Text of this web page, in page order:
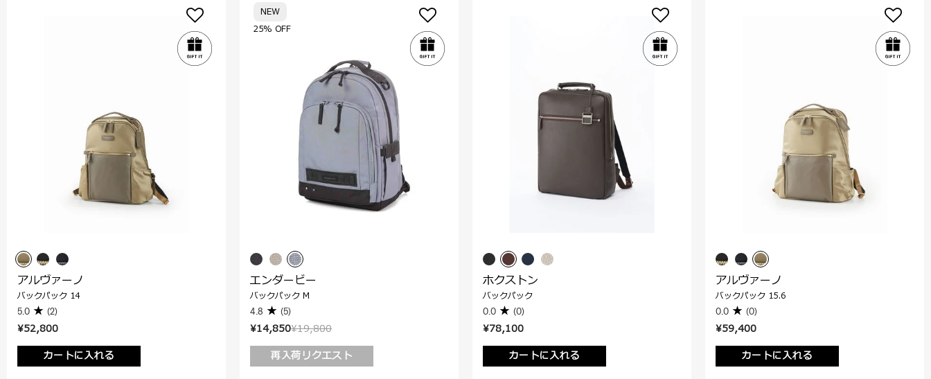
¥52,800
カートに入れる
アルヴァーノ
バックパック 14
5.0 (2)
¥19,800
¥14,850
再入荷リクエスト
25% OFF
NEW
エンダービー
バックパック M
4.8 (5)
¥78,100
カートに入れる
ホクストン
バックパック
0.0 (0)
¥59,400
カートに入れる
アルヴァーノ
バックパック 15.6
0.0 (0)